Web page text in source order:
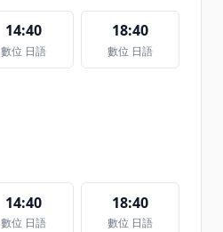
14:40
數位 日語
18:40
數位 日語
14:40
數位 日語
18:40
數位 日語